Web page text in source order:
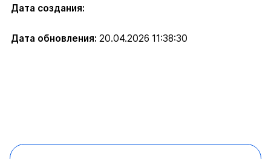
Дата создания:
Дата обновления: 20.04.2026 11:38:30